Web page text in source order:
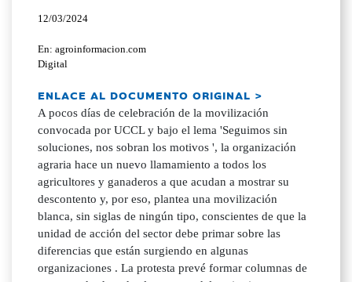
12/03/2024
En: agroinformacion.com
Digital
ENLACE AL DOCUMENTO ORIGINAL >
A pocos días de celebración de la movilización
convocada por UCCL y bajo el lema 'Seguimos sin
soluciones, nos sobran los motivos ', la organización
agraria hace un nuevo llamamiento a todos los
agricultores y ganaderos a que acudan a mostrar su
descontento y, por eso, plantea una movilización
blanca, sin siglas de ningún tipo, conscientes de que la
unidad de acción del sector debe primar sobre las
diferencias que están surgiendo en algunas
organizaciones . La protesta prevé formar columnas de